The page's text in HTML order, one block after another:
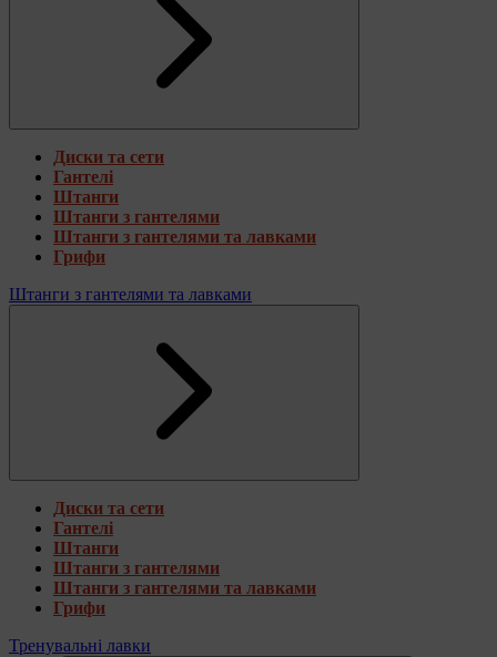
Диски та сети
Гантелі
Штанги
Штанги з гантелями
Штанги з гантелями та лавками
Грифи
Штанги з гантелями та лавками
Диски та сети
Гантелі
Штанги
Штанги з гантелями
Штанги з гантелями та лавками
Грифи
Тренувальні лавки